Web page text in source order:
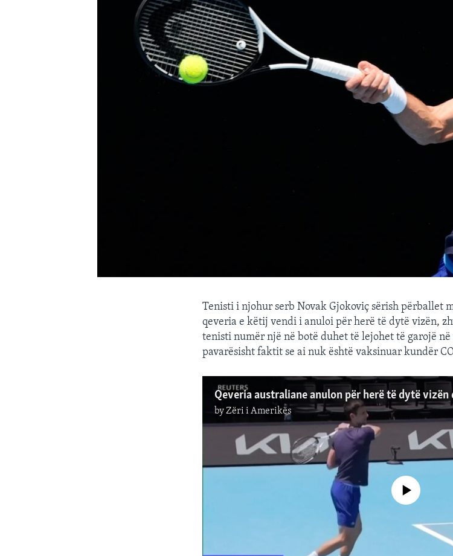
Tenisti i njohur serb Novak Gjokoviç sërish përballet
qeveria e këtij vendi i anuloi për herë të dytë vizën,
tenisti numër një në botë duhet të lejohet të garojë
pavarësisht faktit se ai nuk është vaksinuar kundër
byZëri i Amerikës
No media source currently